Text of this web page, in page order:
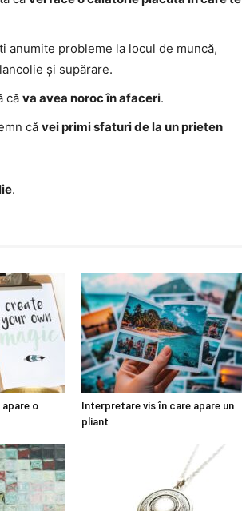
anumite probleme la locul de muncă,
și supărare.
că va avea noroc în afaceri.
că vei primi sfaturi de la un prieten
.
o
Interpretare vis în care apare un
pliant